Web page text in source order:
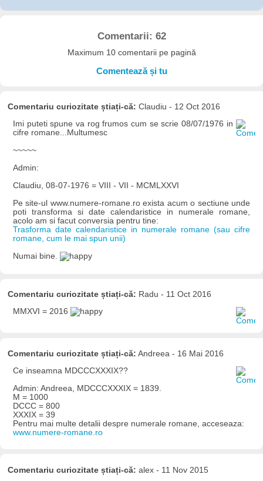
Comentarii: 62
Maximum 10 comentarii pe pagină
Comentează și tu
Comentariu curiozitate știați-că: Claudiu - 12 Oct 2016
Imi puteti spune va rog frumos cum se scrie 08/07/1976 in
cifre romane...Multumesc
~~~~~
Admin:
Claudiu, 08-07-1976 = VIII - VII - MCMLXXVI
Pe site-ul www.numere-romane.ro exista acum o sectiune unde
poti transforma si date calendaristice in numerale romane,
acolo am si facut conversia pentru tine:
Trasforma date calendaristice in numerale romane (sau cifre
romane, cum le mai spun unii)
Numai bine.
Comentariu curiozitate știați-că: Radu - 11 Oct 2016
MMXVI = 2016
Comentariu curiozitate știați-că: Andreea - 16 Mai 2016
Ce inseamna MDCCCXXXIX??
Admin: Andreea, MDCCCXXXIX = 1839.
M = 1000
DCCC = 800
XXXIX = 39
Pentru mai multe detalii despre numerale romane, acceseaza:
www.numere-romane.ro
Comentariu curiozitate știați-că: alex - 11 Nov 2015